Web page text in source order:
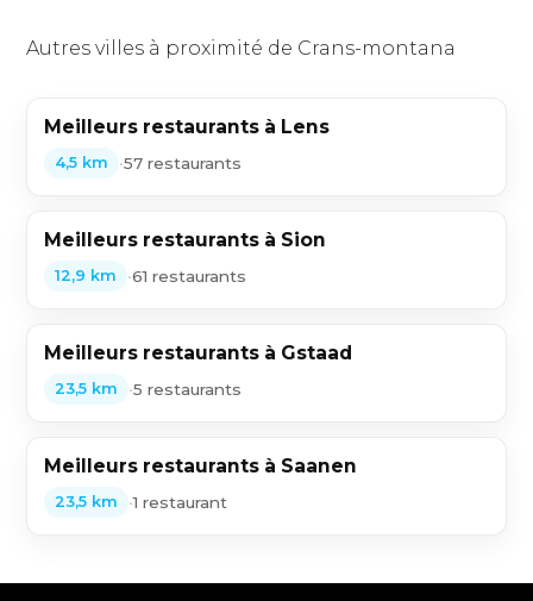
Autres villes à proximité de Crans-montana
Meilleurs restaurants à Lens
4,5 km •57 restaurants
Meilleurs restaurants à Sion
12,9 km •61 restaurants
Meilleurs restaurants à Gstaad
23,5 km •5 restaurants
Meilleurs restaurants à Saanen
23,5 km •1 restaurant